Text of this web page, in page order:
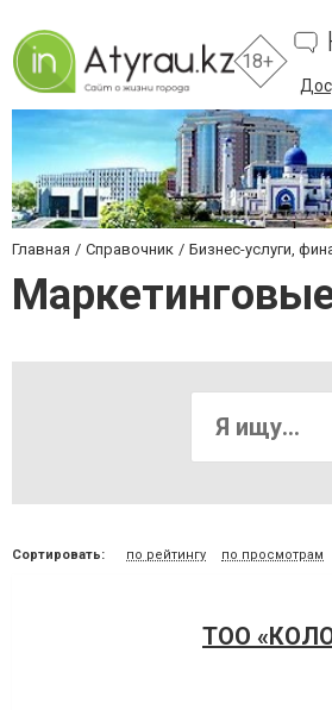
18+
Главная Справочник Бизнес-услуги,
Сортировать: по рейтингу по просмотрам
ТОО